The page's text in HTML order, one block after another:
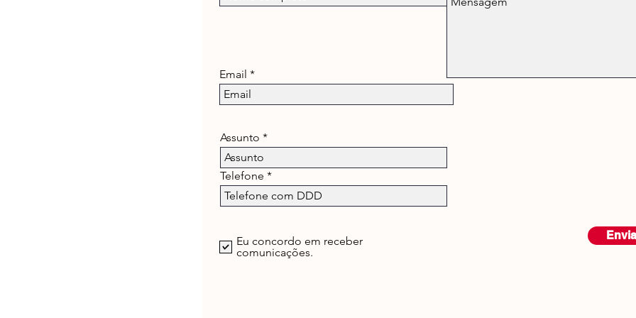
Email
Assunto
Telefone
Eu concordo em receber
comunicações.